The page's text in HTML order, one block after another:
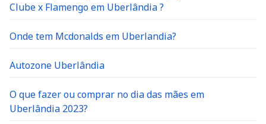
Clube x Flamengo em Uberlândia ?
Onde tem Mcdonalds em Uberlandia?
Autozone Uberlândia
O que fazer ou comprar no dia das mães em
Uberlândia 2023?